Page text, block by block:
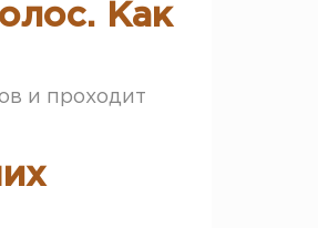
Как
и проходит